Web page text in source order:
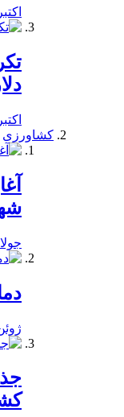
اکتبر 18, 2019
دلار 11
اکتبر 17, 2019
کشاورزی
جولای 1,
ژوئن 25,